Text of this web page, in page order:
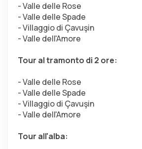
- Valle delle Rose
- Valle delle Spade
- Villaggio di Çavuşin
- Valle dell'Amore
Tour al tramonto di 2 ore:
- Valle delle Rose
- Valle delle Spade
- Villaggio di Çavuşin
- Valle dell'Amore
Tour all'alba: